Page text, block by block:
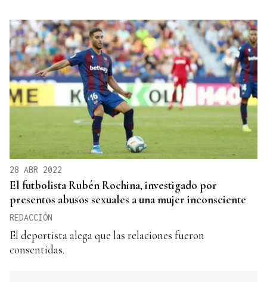
28 ABR 2022
El futbolista Rubén Rochina, investigado por
presentos abusos sexuales a una mujer inconsciente
REDACCIÓN
El deportista alega que las relaciones fueron
consentidas.